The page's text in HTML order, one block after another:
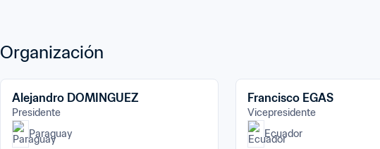
Organización
Alejandro DOMINGUEZ
Presidente
Paraguay
Francisco EGAS
Vicepresidente
Ecuador